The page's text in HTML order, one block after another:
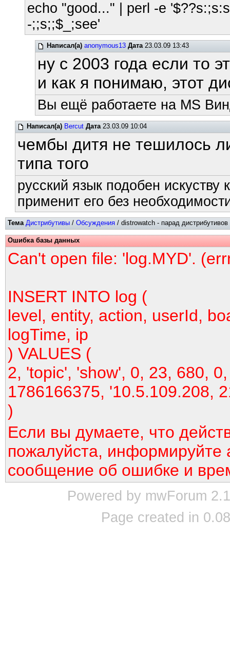
echo "good..." | perl -e
-;;s;;$_;see'
Написал(а) anonymous13 Дата23.03.09 13:43
ну с 2003 года если то
и как я понимаю, этот
Вы ещё работаете на MS
Написал(а) Bercut Дата23.03.09 10:04
чембы дитя не тешилось
типа того
русский язык подобен
применит его без
Тема Дистрибутивы / Обсуждения / distrowatch - парад дистрибутивов
Ошибка базы данных
Can't open file: 'log.MYD'.
INSERT INTO log (
level, entity, action, userId,
logTime, ip
) VALUES (
2, 'topic', 'show', 0, 23, 680,
1786166375, '10.5.109.208,
)
Если вы думаете, что
пожалуйста, информируйте
сообщение об ошибке и
Powered by mwForum
Page created in